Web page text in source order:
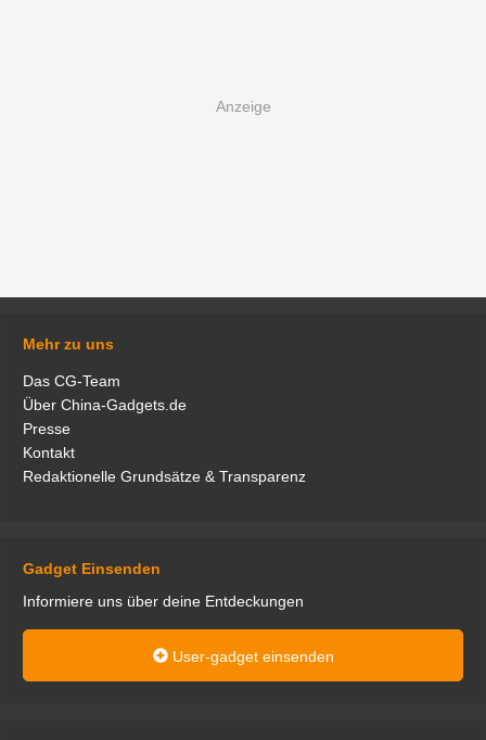
Mehr zu uns
Das CG-Team
Über China-Gadgets.de
Presse
Kontakt
Redaktionelle Grundsätze & Transparenz
Gadget Einsenden
Informiere uns über deine Entdeckungen
User-gadget einsenden